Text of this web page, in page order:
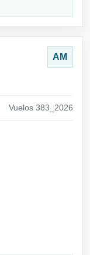
AM
Vuelos 383_2026